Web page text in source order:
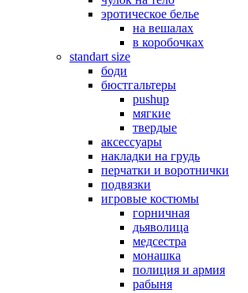
эротическое белье
на вешалах
в коробочках
standart size
боди
бюстгальтеры
pushup
мягкие
твердые
аксессуары
накладки на грудь
перчатки и воротнички
подвязки
игровые костюмы
горничная
дьяволица
медсестра
монашка
полиция и армия
рабыня